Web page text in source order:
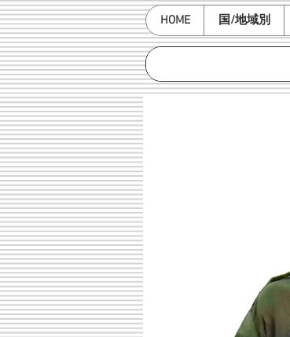
HOME 国/地域別